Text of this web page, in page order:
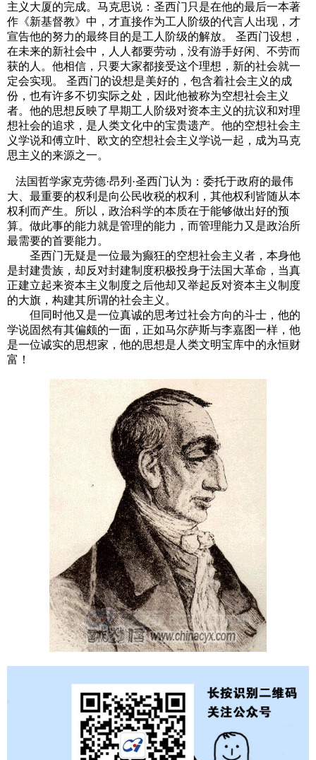
主义大厦的完成。马克思说：圣西门只是在他的最后一本著
作《新基督教》中，才直接作为工人阶级的代言人出现，才
宣告他的努力的最终目的是工人阶级的解放。 圣西门设想，
在未来的新社会中，人人都要劳动，没有游手好闲、不劳而
获的人。他相信，只要大家都接受这个理想，新的社会就一
定会实现。 圣西门的设想是美好的，包含着社会主义的成
份，也有许多不切实际之处，因此他被称为空想社会主义
者。他的思想反映了早期工人阶级对资本主义的抗议和对理
想社会的追求，是人类文化中的宝贵遗产。他的空想社会主
义学说和傅立叶、欧文的空想社会主义学说一起，成为马克
思主义的来源之一。
法国哲学家克劳德·昂列·圣西门认为：委托于政府的最伟
大、最重要的权利是向公民收税的权利，其他权利皆随从本
权利而产生。所以，政治科学的本质在于能够做出好的预
算。做此事的能力就是管理的能力，而管理能力又是政治所
最需要的首要能力。
圣西门无疑是一位最为癫狂的空想社会主义者，本身他
是封建贵族，却反对封建制度积极投身于法国大革命，当真
正建立起来资本主义制度之后他却又举起反对资本主义制度
的大旗，构建其所谓的社会主义。
但同时他又是一位真诚的思考过社会方向的斗士，他的
学说固然有其偏颇的一面，正如马尔萨斯与李嘉图一样，他
是一位诚实的思想家，他的思想是人类文明宝库中的永恒财
富！